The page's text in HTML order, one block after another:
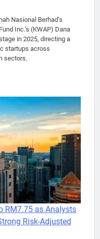
Nasional Berhad’s
Inc.’s (KWAP) Dana
in 2025, directing a
startups across
sectors.
RM7.75 as Analysts
Risk-Adjusted